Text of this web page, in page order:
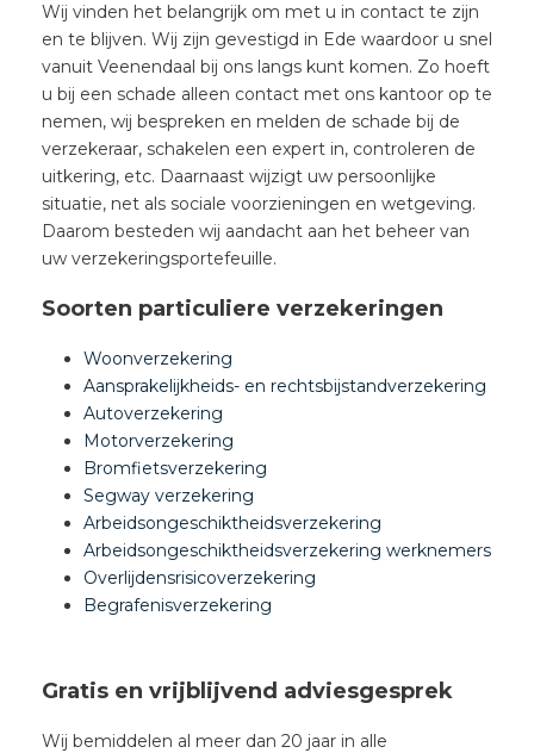
Wij vinden het belangrijk om met u in contact te zijn
en te blijven. Wij zijn gevestigd in Ede waardoor u snel
vanuit Veenendaal bij ons langs kunt komen. Zo hoeft
u bij een schade alleen contact met ons kantoor op te
nemen, wij bespreken en melden de schade bij de
verzekeraar, schakelen een expert in, controleren de
uitkering, etc. Daarnaast wijzigt uw persoonlijke
situatie, net als sociale voorzieningen en wetgeving.
Daarom besteden wij aandacht aan het beheer van
uw verzekeringsportefeuille.
Soorten particuliere verzekeringen
Woonverzekering
Aansprakelijkheids- en rechtsbijstandverzekering
Autoverzekering
Motorverzekering
Bromfietsverzekering
Segway verzekering
Arbeidsongeschiktheidsverzekering
Arbeidsongeschiktheidsverzekering werknemers
Overlijdensrisicoverzekering
Begrafenisverzekering
Gratis en vrijblijvend adviesgesprek
Wij bemiddelen al meer dan 20 jaar in alle